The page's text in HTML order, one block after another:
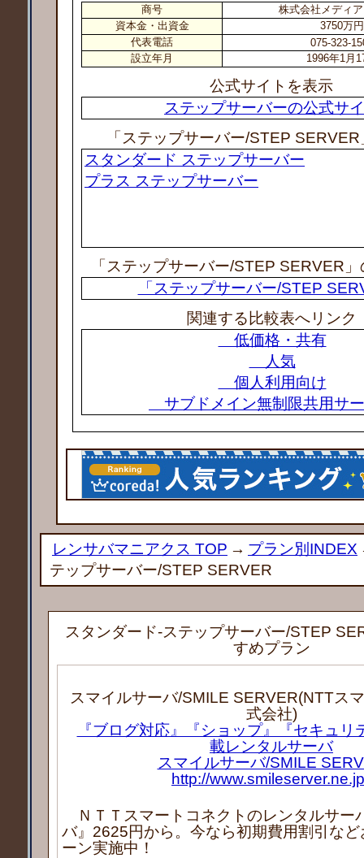
商号
株式会社メディ
資本金・出資金
3750万円
代表電話
075-323-
設立年月
1996年1月
公式サイトを表示
ステップサーバーの公式サ
「ステップサーバー/STEP
スタンダード ステップサーバー
プラス ステップサーバー
「ステップサーバー/STEP SERVER
「ステップサーバー/STEP
関連する比較表へリンク
低価格・共有
人気
個人利用向け
サブドメイン無制限共用サ
レンサバマニアクス TOP → プラン別INDEX
テップサーバー/STEP SERVER
スタンダード-ステップサーバー/STEP
すめプラン
スマイルサーバ/SMILE SERVER(NTTス
式会社)
『ブログ対応』『ショップ』『セキュリ
載レンタルサーバ
スマイルサーバ/SMILE
http://
ＮＴＴスマートコネクトのレンタルサー
バ』2625円から。今なら初期費用割引な
ーン実施中！